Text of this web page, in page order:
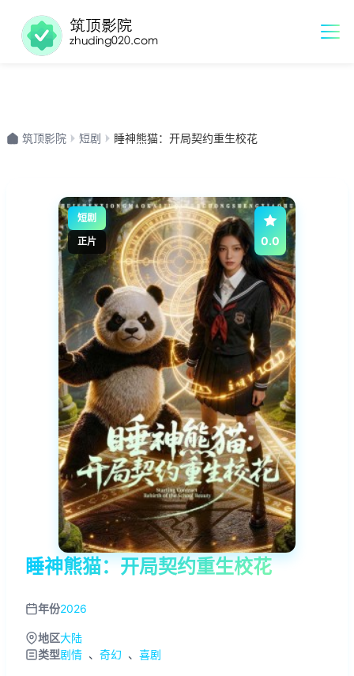
筑顶影院 短剧 睡神熊猫：开局契约重生校花
短剧
正片
0.0
睡神熊猫：开局契约重生校花
年份2026
地区大陆
类型剧情 、 奇幻 、 喜剧